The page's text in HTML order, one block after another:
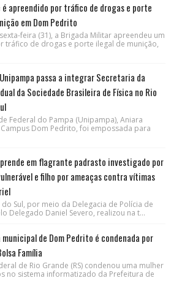
apreendido por tráfico de drogas e porte
em Dom Pedrito
feira (31), a Brigada Militar apreendeu um
tráfico de drogas e porte ilegal de munição,
passa a integrar Secretaria da
da Sociedade Brasileira de Física no Rio
Federal do Pampa (Unipampa), Aniara
Dom Pedrito, foi empossada para
em flagrante padrasto investigado por
e filho por ameaças contra vítimas
Sul, por meio da Delegacia de Polícia de
Delegado Daniel Severo, realizou na t...
municipal de Dom Pedrito é condenada por
Família
de Rio Grande (RS) condenou uma mulher
no sistema informatizado da Prefeitura de